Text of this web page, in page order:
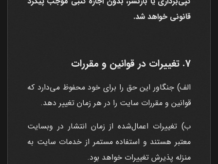
قانونی خواهد شد.
7. تغییرات در قوانین و مقررات
الف) جنگاور این حق را برای خود محفوظ می‌دارد که
قوانین و مقررات سایت را در هر زمان تغییر دهد.
ب) تغییرات اعمال‌شده از زمان انتشار در وبسایت
معتبر هستند و استفاده مستمر از خدمات سایت به
منزله پذیرش تغییرات خواهد بود.